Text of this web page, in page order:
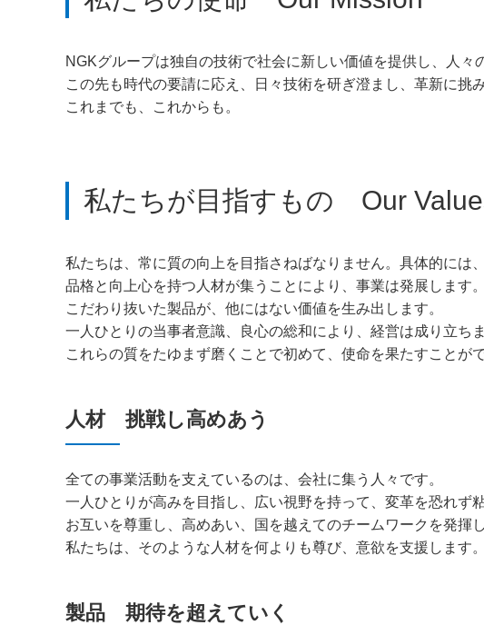
NGKグループは独自の技術で社会に新しい価値を提供し、人
この先も時代の要請に応え、日々技術を研ぎ澄まし、革新に挑
これまでも、これからも。
私たちが目指すもの Our
私たちは、常に質の向上を目指さねばなりません。具体的には
品格と向上心を持つ人材が集うことにより、事業は発展します。
こだわり抜いた製品が、他にはない価値を生み出します。
一人ひとりの当事者意識、良心の総和により、経営は成り立ちま
これらの質をたゆまず磨くことで初めて、使命を果たすことが
人材 挑戦し高めあう
全ての事業活動を支えているのは、会社に集う人々です。
一人ひとりが高みを目指し、広い視野を持って、変革を恐れず
お互いを尊重し、高めあい、国を越えてのチームワークを発揮し
私たちは、そのような人材を何よりも尊び、意欲を支援します。
製品 期待を超えていく